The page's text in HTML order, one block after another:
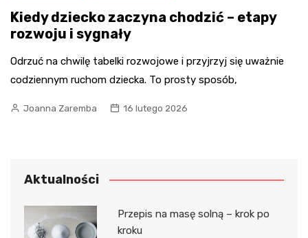
Kiedy dziecko zaczyna chodzić – etapy
rozwoju i sygnały
Odrzuć na chwilę tabelki rozwojowe i przyjrzyj się uważnie
codziennym ruchom dziecka. To prosty sposób,
Joanna Zaremba 16 lutego 2026
Aktualności
Przepis na masę solną – krok po
kroku